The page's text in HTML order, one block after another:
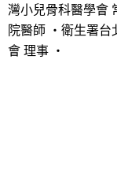
灣小兒骨科醫學會
院醫師 ・衛生署
會 理事 ・